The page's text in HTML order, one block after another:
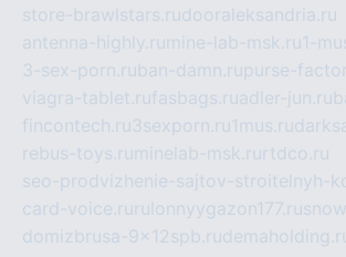
store-brawlstars.rudooraleksandria.ru
antenna-highly.ru mine-lab-msk.ru1-
3-sex-porn.ruban-damn.rupurse-
viagra-tablet.rufasbags.ruadler-jun.ru
fincontech.ru3sexporn.ru1mus.ru
rebus-toys.ru minelab-msk.ru rtdco.ru
seo-prodvizhenie-sajtov-stroitelnyh-
card-voice.ru rulonnyygazon177.ru
domizbrusa-9x12spb.ru